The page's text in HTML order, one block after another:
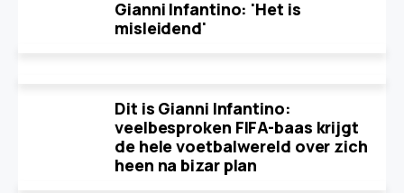
Gianni Infantino: 'Het is
misleidend'
Dit is Gianni Infantino:
veelbesproken FIFA-baas krijgt
de hele voetbalwereld over zich
heen na bizar plan